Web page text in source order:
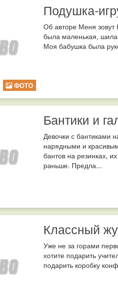
ФОТО
Подушка-
Об авторе Меня зовут
была маленькая, шила
Моя бабушка была
Бантики и
Девочки с бантиками
нарядными и
бантов на резинках,
раньше. Предла...
Классный
Уже не за горами
хотите подарить
подарить коробку